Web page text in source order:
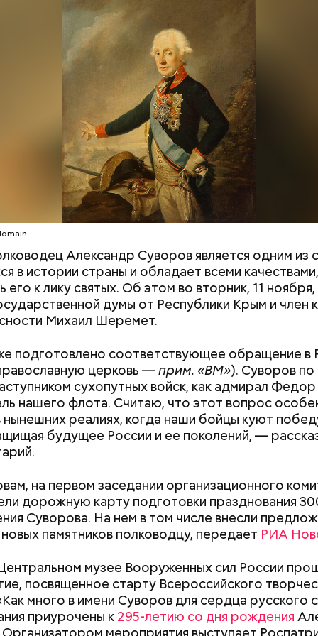
Александр Суворов является одним из
в истории страны и обладает всеми
его к лику святых. Об этом во вторник, 11 ноября,
думы от Республики Крым и член
Михаил Шеремет.
подготовлено соответствующее обращение в
церковь —прим. «ВМ»). Суворов по
сухопутных войск, как адмирал
нашего флота. Считаю, что этот вопрос
нынешних реалиях, когда наши бойцы куют
будущее России и ее поколений, —
на первом заседании организационного
дорожную карту подготовки празднования
Суворова. На нем в том числе внесли
памятников полководцу, передает РИА
музее Вооруженных сил России
посвященное старту Всероссийского
много в имени Суворов для сердца русского
приурочены к 295-летию со дня рождения
день бесконечности
день бесконечности придумал
Пьер Ади Феньо в 1987 году. Так как цифра
знак бесконечности, то и дата была выбрана
тематические лекции по математике и
а также проводят выставки на тему
со сливками
черри либо грунтовые.
Дебошир и «гроза»
Гилман, которого просят
освободить США
Москве летом